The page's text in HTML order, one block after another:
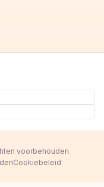
voorbehouden.
Cookiebeleid